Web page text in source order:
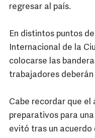
regresar al país.
En distintos puntos
Internacional de la
colocarse las
trabajadores
Cabe recordar que el
preparativos para
evitó tras un acuerdo